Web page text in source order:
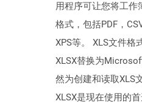
用程序可让您将工作
格式，包括PDF，
XPS等。 XLS文件格
XLSX替换为
然为创建和读取XLS
XLSX是现在使用的首